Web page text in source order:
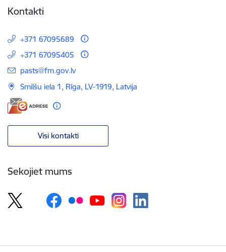
Kontakti
+371 67095689
+371 67095405
E-pasts:
pasts@fm.gov.lv
Smilšu iela 1, Rīga, LV-1919, Latvija
Visi kontakti
Sekojiet mums